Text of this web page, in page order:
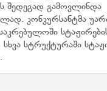
შედეგად გამოვლინდა
კონკურსანტმა
სხვა სტრუქტურაში